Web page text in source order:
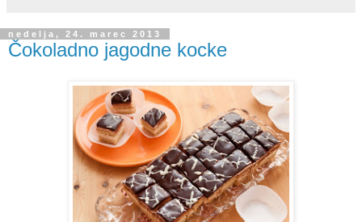
nedelja, 24. marec 2013
Čokoladno jagodne kocke